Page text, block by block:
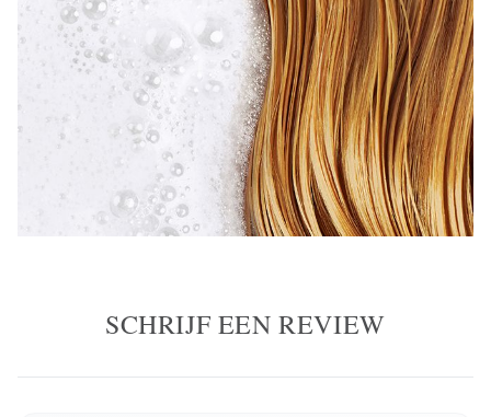
SCHRIJF EEN REVIEW